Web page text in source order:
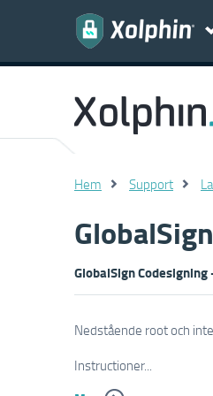
Hem Support
GlobalSign Codesigning
Nedstående root och
Instructioner...